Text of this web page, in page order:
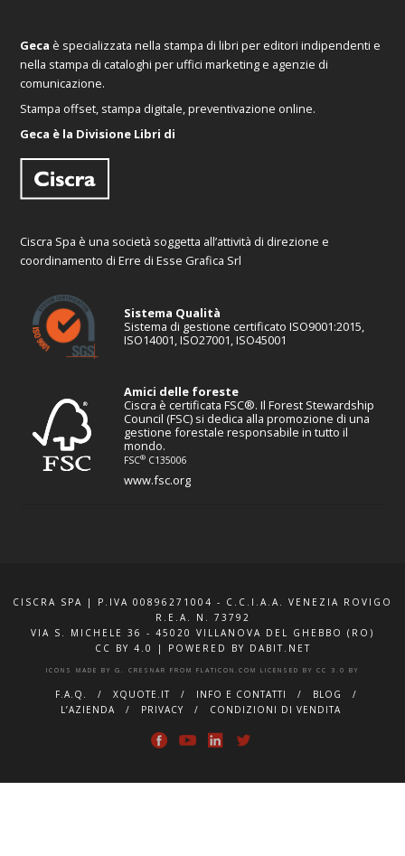
Geca è specializzata nella stampa di libri per editori indipendenti e
nella stampa di cataloghi per uffici marketing e agenzie di
comunicazione.
Stampa offset, stampa digitale, preventivazione online.
Geca è la Divisione Libri di
Ciscra Spa è una società soggetta all’attività di direzione e
coordinamento di Erre di Esse Grafica Srl
Sistema Qualità
Sistema di gestione certificato ISO9001:2015,
ISO14001, ISO27001, ISO45001
Amici delle foreste
Ciscra è certificata FSC®. Il Forest Stewardship
Council (FSC) si dedica alla promozione di una
gestione forestale responsabile in tutto il
mondo.
FSC® C135006
www.fsc.org
CISCRA SPA | P.IVA 00896271004 - C.C.I.A.A. VENEZIA ROVIGO
R.E.A. N. 73792
VIA S. MICHELE 36 - 45020 VILLANOVA DEL GHEBBO (RO)
CC BY 4.0
| POWERED BY DABIT.NET
ICONS MADE BY G. CRESNAR FROM FLATICON.COM LICENSED BY CC 3.0 BY
F.A.Q. XQUOTE.IT INFO E CONTATTI
BLOG
L’AZIENDA
PRIVACY CONDIZIONI DI VENDITA